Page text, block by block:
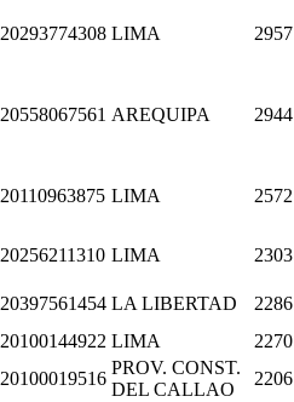
20293774308 LIMA
20558067561 AREQUIPA
20110963875 LIMA
20256211310 LIMA
20397561454 LA LIBERTAD
20100144922 LIMA
20100019516
PROV. CONST.
DEL CALLAO